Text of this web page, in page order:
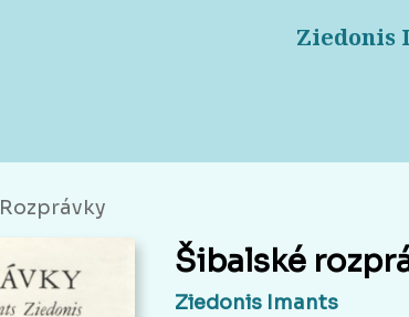
Ziedonis
Rozprávky
Šibalské
Ziedonis Imants